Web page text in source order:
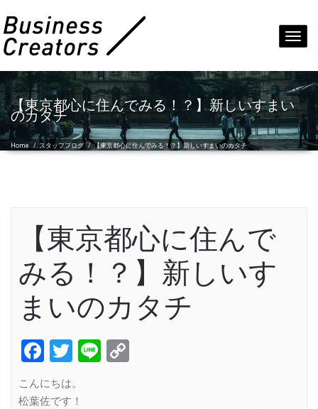
【東京都心に住んでみる！？】新しいすまい
のカタチ
Home / スタッフブログ /【東京都心に住んでみる！？】新しいすまいのカタチ
【東京都心に住んで
みる！？】新しいす
まいのカタチ
Facebook
Twitter
Line
こんにちは。
松葉佐です！